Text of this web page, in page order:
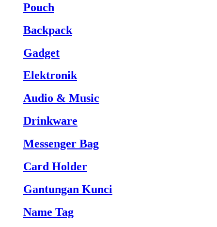
Pouch
Backpack
Gadget
Elektronik
Audio & Music
Drinkware
Messenger Bag
Card Holder
Gantungan Kunci
Name Tag